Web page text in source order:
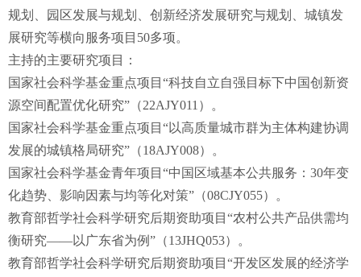
规划、园区发展与规划、创新经济发展研究与规划、城镇发
展研究等横向服务项目50多项。
主持的主要研究项目：
国家社会科学基金重点项目“科技自立自强目标下中国创新资
源空间配置优化研究”（22AJY011）。
国家社会科学基金重点项目“以高质量城市群为主体构建协调
发展的城镇格局研究”（18AJY008）。
国家社会科学基金青年项目“中国区域基本公共服务：30年变
化趋势、影响因素与均等化对策”（08CJY055）。
教育部哲学社会科学研究后期资助项目“农村公共产品供需均
衡研究——以广东省为例”（13JHQ053）。
教育部哲学社会科学研究后期资助项目“开发区发展的经济学